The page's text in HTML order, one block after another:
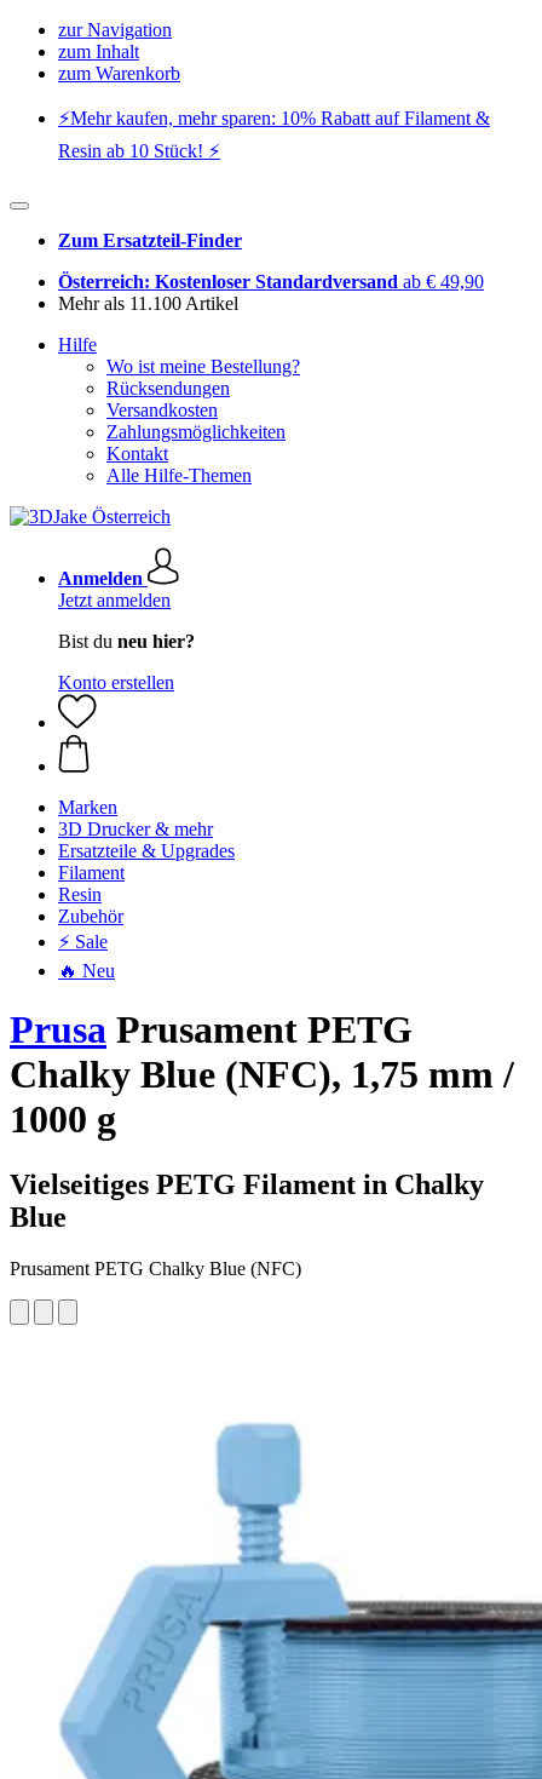
zur Navigation
zum Inhalt
zum Warenkorb
⚡️Mehr kaufen, mehr sparen: 10% Rabatt auf Filament &
Resin ab 10 Stück! ⚡️
Zum Ersatzteil-Finder
Österreich: Kostenloser Standardversand ab € 49,90
Mehr als 11.100 Artikel
Hilfe
Wo ist meine Bestellung?
Rücksendungen
Versandkosten
Zahlungsmöglichkeiten
Kontakt
Alle Hilfe-Themen
Anmelden
Jetzt anmelden
Bist du neu hier?
Konto erstellen
Marken
3D Drucker & mehr
Ersatzteile & Upgrades
Filament
Resin
Zubehör
⚡ Sale
🔥 Neu
Prusa Prusament PETG
Chalky Blue (NFC), 1,75 mm /
1000 g
Vielseitiges PETG Filament in Chalky
Blue
Prusament PETG Chalky Blue (NFC)